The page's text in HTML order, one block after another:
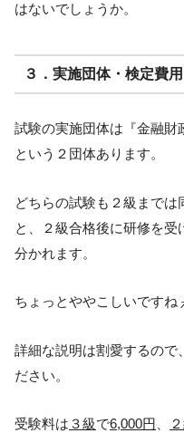
はないでしょうか。
３．実施団体・検定費
試験の実施団体は『金融財
という２団体あります。
どちらの試験も２級までは
と、２級合格後に研修を
分かれます。
ちょっとややこしいですね
詳細な説明は割愛するので
ださい。
受験料は ３級で6,000円